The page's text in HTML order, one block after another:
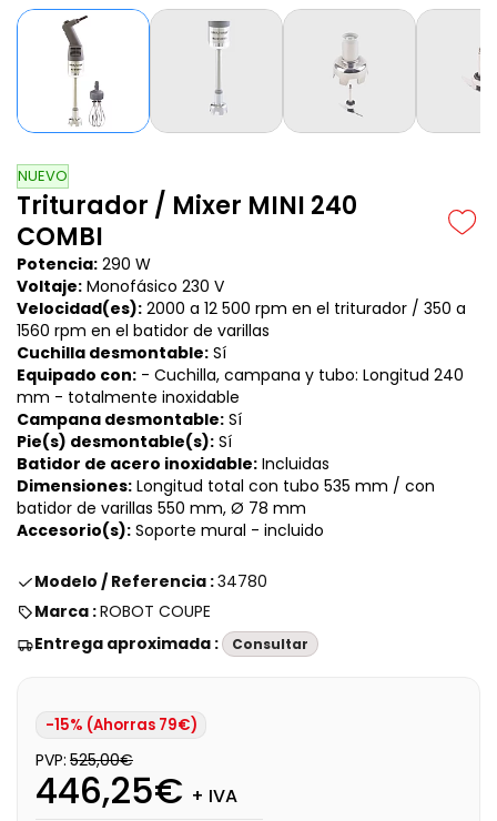
NUEVO
Triturador / Mixer MINI 240
COMBI
Potencia: 290 W
Voltaje: Monofásico 230 V
Velocidad(es): 2000 a 12 500 rpm en el triturador / 350 a
1560 rpm en el batidor de varillas
Cuchilla desmontable: Sí
Equipado con: - Cuchilla, campana y tubo: Longitud 240
mm - totalmente inoxidable
Campana desmontable: Sí
Pie(s) desmontable(s): Sí
Batidor de acero inoxidable: Incluidas
Dimensiones: Longitud total con tubo 535 mm / con
batidor de varillas 550 mm, Ø 78 mm
Accesorio(s): Soporte mural - incluido
Modelo / Referencia :34780
Marca :ROBOT COUPE
Entrega aproximada :
Consultar
-15% (Ahorras 79€)
PVP: 525,00€
446,25€ + IVA